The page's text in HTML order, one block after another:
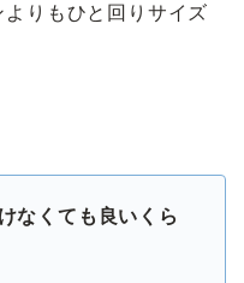
りもひと回りサイズ
なくても良いくら